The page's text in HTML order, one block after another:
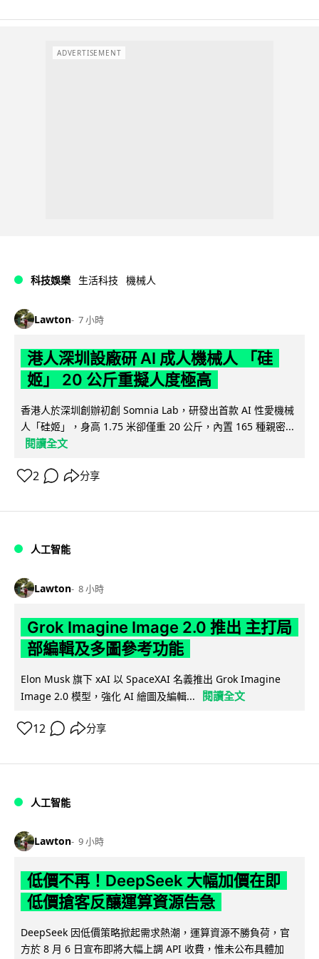
ADVERTISEMENT
科技娛樂 生活科技 機械人
Lawton 7 小時
港人深圳設廠研 AI 成人機械人 「硅
姬」 20 公斤重擬人度極高
香港人於深圳創辦初創 Somnia Lab，研發出首款 AI 性愛機械
人「硅姬」，身高 1.75 米卻僅重 20 公斤，內置 165 種親密...
閱讀全文
2 分享
人工智能
Lawton 8 小時
Grok Imagine Image 2.0 推出 主打局
部編輯及多圖參考功能
Elon Musk 旗下 xAI 以 SpaceXAI 名義推出 Grok Imagine
Image 2.0 模型，強化 AI 繪圖及編輯...
閱讀全文
12 分享
人工智能
Lawton 9 小時
低價不再！DeepSeek 大幅加價在即
低價搶客反釀運算資源告急
DeepSeek 因低價策略掀起需求熱潮，運算資源不勝負荷，官
方於 8 月 6 日宣布即將大幅上調 API 收費，惟未公布具體加